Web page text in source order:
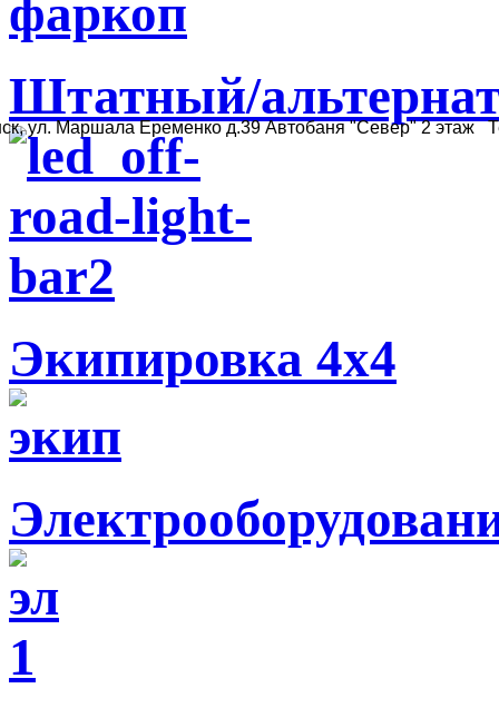
ул. Маршала Еременко д.39 Автобаня "Север" 2 этаж
Штатный/
Экипировка 4х4